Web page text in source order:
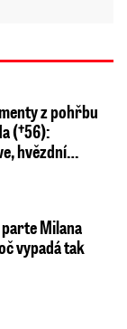
z pohřbu
(†56):
hvězdní…
Milana
vypadá tak